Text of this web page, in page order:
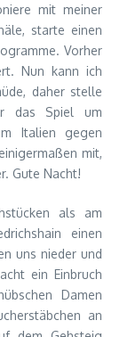
mit meiner
starte einen
Vorher
Nun kann ich
daher stelle
das Spiel um
Italien gegen
mit,
Gute Nacht!
als am
einen
uns nieder und
ein Einbruch
Damen
an